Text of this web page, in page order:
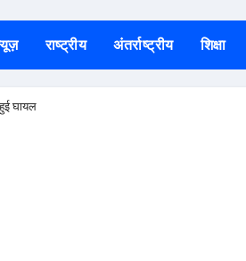
भीतर बैठे अनिल महतो की मौत, गांव में मातम
को विधायक सोनाराम सिंकु ने भेंट किए मॉडल
राष्ट्रीय अंतर्राष्ट्रीय शिक्षा
घायल